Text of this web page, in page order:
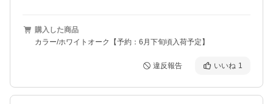
購入した商品
カラー/ホワイトオーク【予約：6月下旬頃入荷予定】
違反報告 いいね 1